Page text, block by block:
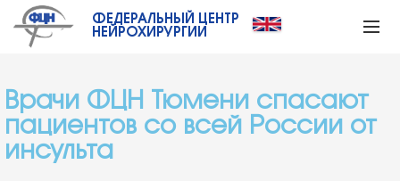
ФЕДЕРАЛЬНЫЙ ЦЕНТР
НЕЙРОХИРУРГИИ
Врачи ФЦН Тюмени спасают
пациентов со всей России от
инсульта